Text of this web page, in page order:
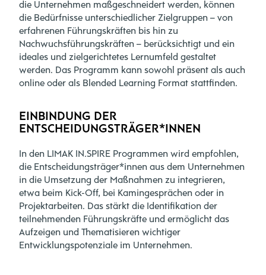
die Unternehmen maßgeschneidert werden, können
die Bedürfnisse unterschiedlicher Zielgruppen – von
erfahrenen Führungskräften bis hin zu
Nachwuchsführungskräften – berücksichtigt und ein
ideales und zielgerichtetes Lernumfeld gestaltet
werden. Das Programm kann sowohl präsent als auch
online oder als Blended Learning Format stattfinden.
EINBINDUNG DER
ENTSCHEIDUNGSTRÄGER*INNEN
In den LIMAK IN.SPIRE Programmen wird empfohlen,
die Entscheidungsträger*innen aus dem Unternehmen
in die Umsetzung der Maßnahmen zu integrieren,
etwa beim Kick-Off, bei Kamingesprächen oder in
Projektarbeiten. Das stärkt die Identifikation der
teilnehmenden Führungskräfte und ermöglicht das
Aufzeigen und Thematisieren wichtiger
Entwicklungspotenziale im Unternehmen.